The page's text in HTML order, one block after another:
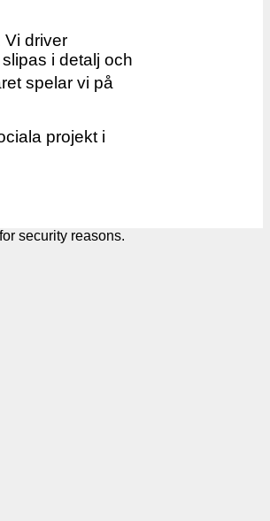
Vi driver
i detalj och
spelar vi på
projekt i
security reasons.